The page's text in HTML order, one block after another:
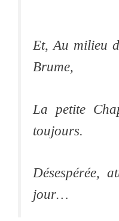
Et, Au milieu
Brume,
La petite
toujours.
Désespérée,
jour…